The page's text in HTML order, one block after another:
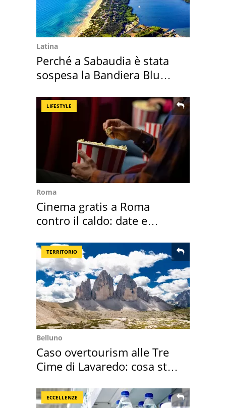
Latina
Perché a Sabaudia è stata
sospesa la Bandiera Blu
LIFESTYLE
Roma
Cinema gratis a Roma
contro il caldo: date e
TERRITORIO
Belluno
Caso overtourism alle Tre
Cime di Lavaredo: cosa sta
ECCELLENZE